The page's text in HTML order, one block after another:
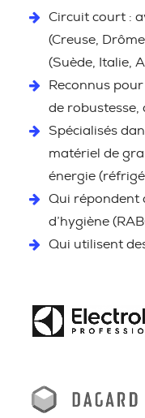
Circuit court :
(Creuse,
(Suède, Italie,
Reconnus
de robustesse,
Spécialisés
matériel de
énergie
Qui répondent
d’hygiène
Qui utilisent